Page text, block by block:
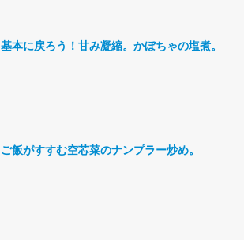
基本に戻ろう！甘み凝縮。かぼちゃの塩煮。
ご飯がすすむ空芯菜のナンプラー炒め。